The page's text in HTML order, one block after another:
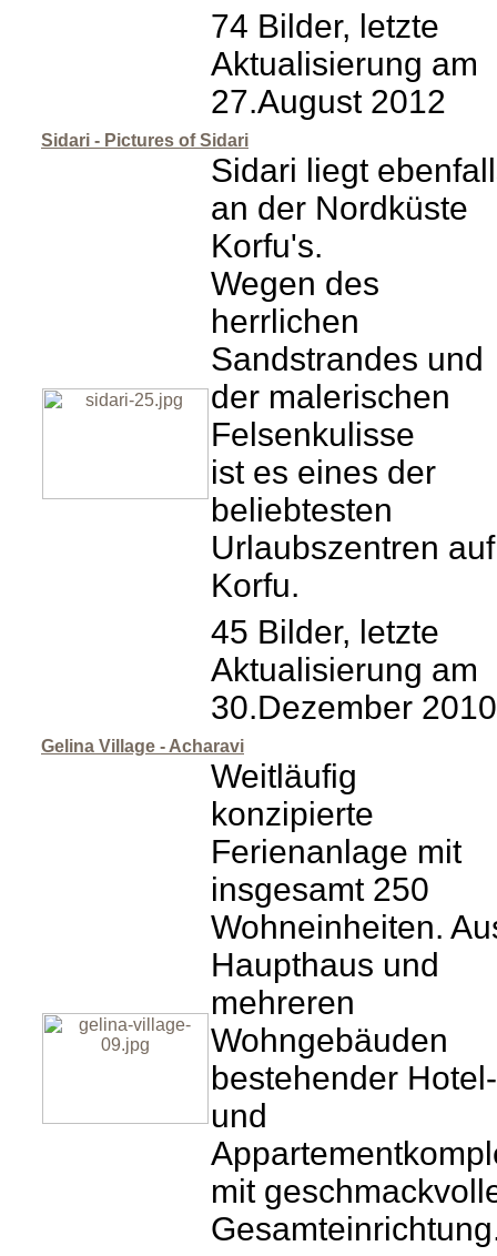
74 Bilder, letzte
Aktualisierung am
27.August 2012
Sidari - Pictures of Sidari
Sidari liegt
an der Nordküste
Korfu's.
Wegen des
herrlichen
Sandstrandes und
der malerischen
Felsenkulisse
ist es eines der
beliebtesten
Urlaubszentren auf
Korfu.
45 Bilder, letzte
Aktualisierung am
30.Dezember 2010
Gelina Village - Acharavi
Weitläufig
konzipierte
Ferienanlage mit
insgesamt 250
Wohneinheiten.
Haupthaus und
mehreren
Wohngebäuden
bestehender Hotel-
und
mit